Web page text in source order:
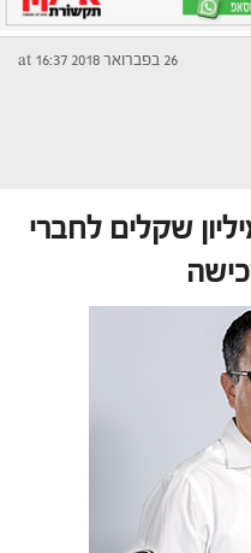
26 בפברואר 2018 at 16:37
שקלים לחברי